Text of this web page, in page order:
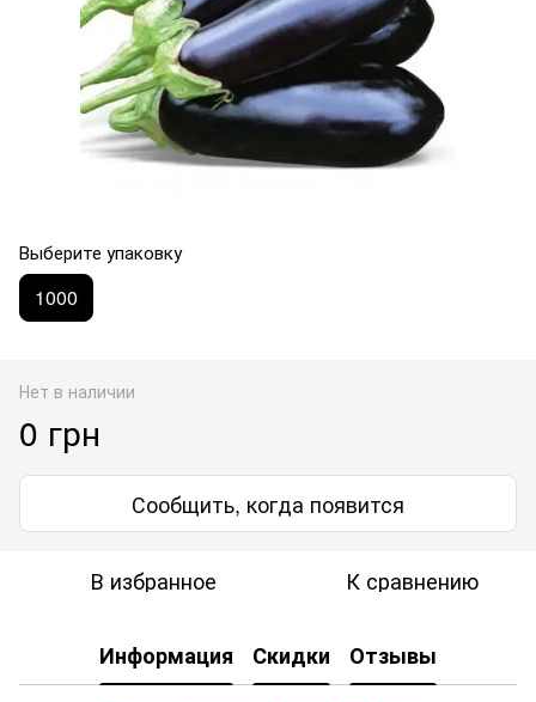
Выберите упаковку
1000
Нет в наличии
0 грн
Сообщить, когда появится
В избранное К сравнению
Информация Скидки Отзывы